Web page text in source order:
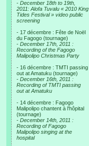
- December 18th to 19th,
2011: Alofa Tuvalu « 2010 King
Tides Festival » video public
screening
- 17 décembre : Fête de Noël
du Fagogo (tournage)
- December 17th, 2011 :
Recording of the Fagogo
Malipolipo Christmas Party
- 16 décembre : TMTI passing
out at Amatuku (tournage)
- December 16th, 2011 :
Recording of TMTI passing
out at Amatuku
- 14 décembre : Fagogo
Malipolipo chantent à l'hôpital
(tournage)
- December 14th, 2011 :
Recording of Fagogo
Malipolipo singing at the
hospital